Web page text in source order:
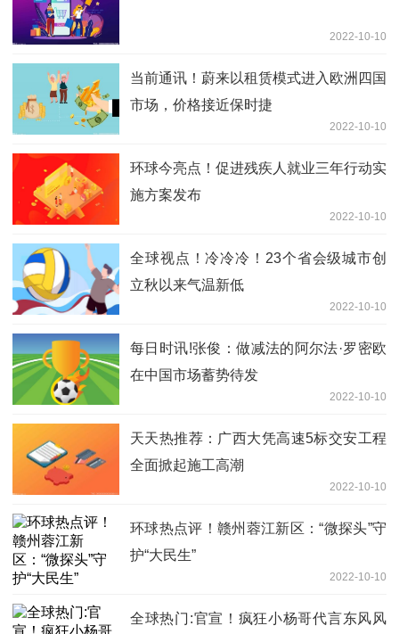
2022-10-10
当前通讯！蔚来以租赁模式进入欧洲四国
市场，价格接近保时捷
2022-10-10
环球今亮点！促进残疾人就业三年行动实
施方案发布
2022-10-10
全球视点！冷冷冷！23个省会级城市创
立秋以来气温新低
2022-10-10
每日时讯!张俊：做减法的阿尔法·罗密欧
在中国市场蓄势待发
2022-10-10
天天热推荐：广西大凭高速5标交安工程
全面掀起施工高潮
2022-10-10
环球热点评！赣州蓉江新区：“微探头”守
护“大民生”
2022-10-10
全球热门:官宣！疯狂小杨哥代言东风风